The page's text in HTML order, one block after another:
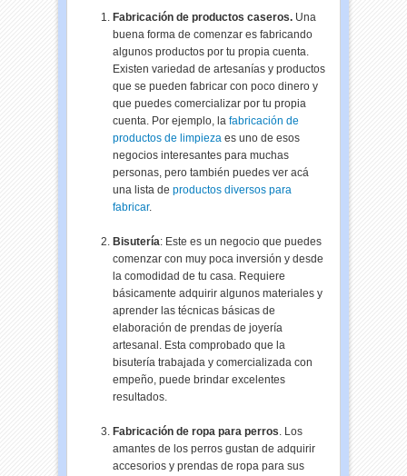
Fabricación de productos caseros. Una
buena forma de comenzar es fabricando
algunos productos por tu propia cuenta.
Existen variedad de artesanías y productos
que se pueden fabricar con poco dinero y
que puedes comercializar por tu propia
cuenta. Por ejemplo, lafabricación de
productos de limpieza es uno de esos
negocios interesantes para muchas
personas, pero también puedes ver acá
una lista deproductos diversos para
fabricar.
Bisutería: Este es un negocio que puedes
comenzar con muy poca inversión y desde
la comodidad de tu casa. Requiere
básicamente adquirir algunos materiales y
aprender las técnicas básicas de
elaboración de prendas de joyería
artesanal. Esta comprobado que la
bisutería trabajada y comercializada con
empeño, puede brindar excelentes
resultados.
Fabricación de ropa para perros. Los
amantes de los perros gustan de adquirir
accesorios y prendas de ropa para sus